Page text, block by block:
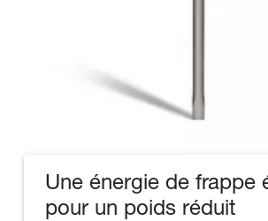
Une énergie de frappe
pour un poids réduit